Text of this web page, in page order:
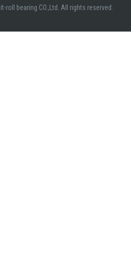
roll bearing CO.,Ltd. All rights reserved.